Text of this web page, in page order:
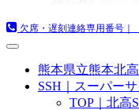
欠席・遅刻連絡専用番号｜
熊本県立熊本北
SSH｜スーパー
TOP｜北高